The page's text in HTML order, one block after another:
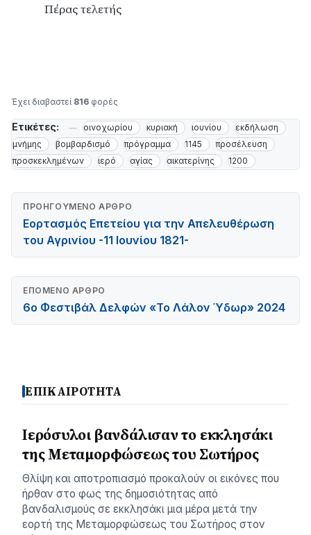
Πέρας τελετής
Έχει διαβαστεί 816 φορές
Ετικέτες: οινοχωρίου κυριακή ιουνίου
εκδήλωση
μνήμης
βομβαρδισμό πρόγραμμα 1145
προσέλευση
προσκεκλημένων
ιερό αγίας αικατερίνης 1200
ΠΡΟΗΓΟΎΜΕΝΟ ΆΡΘΡΟ
Εορτασμός Επετείου για την Απελευθέρωση
του Αγρινίου -11 Ιουνίου 1821-
ΕΠΌΜΕΝΟ ΆΡΘΡΟ
6ο Φεστιβάλ Δελφών «Το Λάλον Ύδωρ» 2024
ΕΠΙΚΑΙΡΟΤΗΤΑ
Ιερόσυλοι βανδάλισαν το εκκλησάκι
της Μεταμορφώσεως του Σωτήρος
Θλίψη και αποτροπιασμό προκαλούν οι εικόνες που
ήρθαν στο φως της δημοσιότητας από
βανδαλισμούς σε εκκλησάκι μια μέρα μετά την
εορτή της Μεταμορφώσεως του Σωτήρος στον